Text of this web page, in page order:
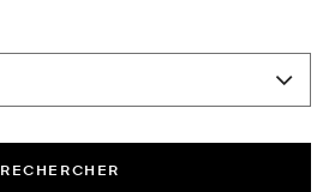
RECHERCHER